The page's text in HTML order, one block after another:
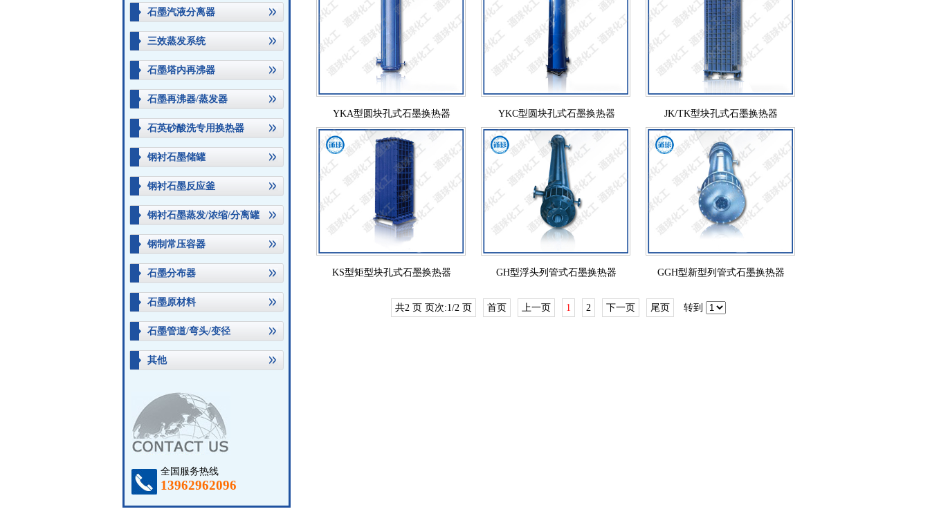
石墨汽液分离器
三效蒸发系统
石墨塔内再沸器
石墨再沸器/蒸发器
石英砂酸洗专用换热器
钢衬石墨储罐
钢衬石墨反应釜
钢衬石墨蒸发/浓缩/分离罐
钢制常压容器
石墨分布器
石墨原材料
石墨管道/弯头/变径
其他
全国服务热线
13962962096
YKA型圆块孔式石墨换热器 YKC型圆块孔式石墨换热器 JK/TK型块孔式石墨换热器
KS型矩型块孔式石墨换热器 GH型浮头列管式石墨换热器 GGH型新型列管式石墨换热器
共2 页 页次:1/2 页 首页 上一页 1 2 下一页 尾页 转到